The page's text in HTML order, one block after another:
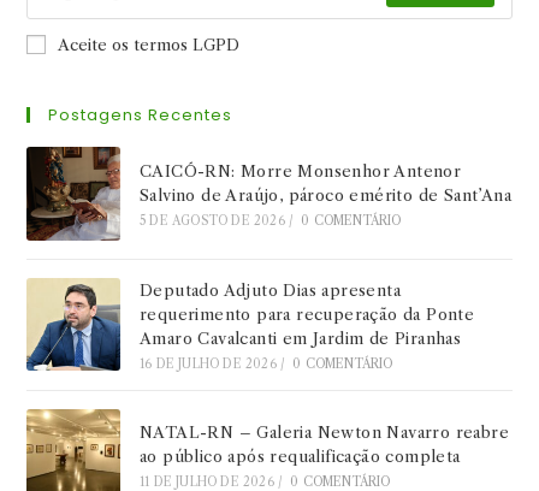
Aceite os termos LGPD
Postagens Recentes
CAICÓ-RN: Morre Monsenhor Antenor
Salvino de Araújo, pároco emérito de Sant’Ana
5 DE AGOSTO DE 2026 / 0 COMENTÁRIO
Deputado Adjuto Dias apresenta
requerimento para recuperação da Ponte
Amaro Cavalcanti em Jardim de Piranhas
16 DE JULHO DE 2026 / 0 COMENTÁRIO
NATAL-RN – Galeria Newton Navarro reabre
ao público após requalificação completa
11 DE JULHO DE 2026 / 0 COMENTÁRIO